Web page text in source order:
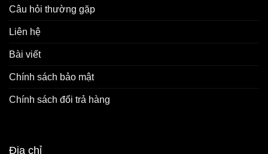
Câu hỏi thường gặp
Liên hệ
Bài viết
Chính sách bảo mật
Chính sách đổi trả hàng
Địa chỉ